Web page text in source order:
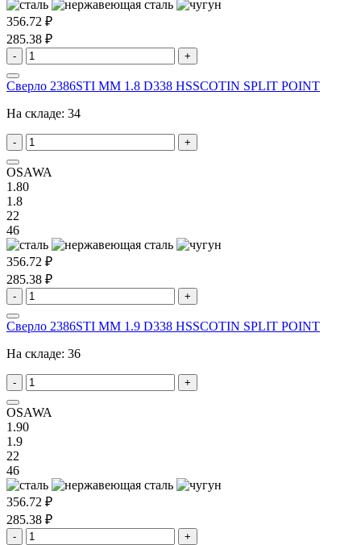
356.72 ₽
285.38 ₽
- +
Сверло 2386STI MM 1.8 D338 HSSCOTIN SPLIT POINT
На складе: 34
- +
OSAWA
1.80
1.8
22
46
356.72 ₽
285.38 ₽
- +
Сверло 2386STI MM 1.9 D338 HSSCOTIN SPLIT POINT
На складе: 36
- +
OSAWA
1.90
1.9
22
46
356.72 ₽
285.38 ₽
- +